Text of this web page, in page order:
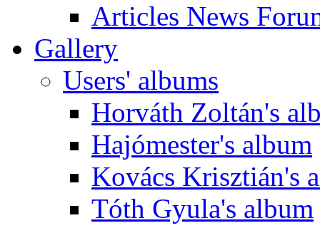
Articles News
Gallery
Users' albums
Horváth Zoltán's
Hajómester's album
Kovács Krisztián's
Tóth Gyula's album